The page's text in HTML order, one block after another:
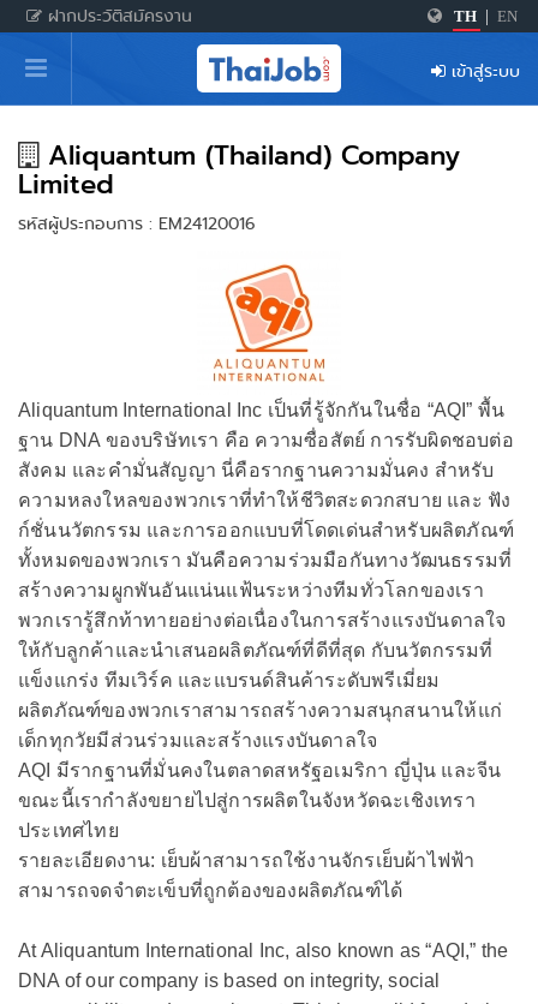
ฝากประวัติสมัครงาน TH EN
หน้าหลัก
ผู้สมัครงาน: เข้าสู่ระบบ
ฝากประวัติสมัครงาน
เกร็ดความรู้
สำหรับผู้ประกอบการ
เข้าสู่ระบบ
Aliquantum (Thailand) Company
Limited
รหัสผู้ประกอบการ : EM24120016
Aliquantum International Inc เป็นที่รู้จักกันในชื่อ “AQI” พื้น
ฐาน DNA ของบริษัทเรา คือ ความซื่อสัตย์ การรับผิดชอบต่อ
สังคม และคำมั่นสัญญา นี่คือรากฐานความมั่นคง สำหรับ
ความหลงใหลของพวกเราที่ทำให้ชีวิตสะดวกสบาย และ ฟัง
ก์ชั่นนวัตกรรม และการออกแบบที่โดดเด่นสำหรับผลิตภัณฑ์
ทั้งหมดของพวกเรา มันคือความร่วมมือกันทางวัฒนธรรมที่
สร้างความผูกพันอันแน่นแฟ้นระหว่างทีมทั่วโลกของเรา
พวกเรารู้สึกท้าทายอย่างต่อเนื่องในการสร้างแรงบันดาลใจ
ให้กับลูกค้าและนำเสนอผลิตภัณฑ์ที่ดีที่สุด กับนวัตกรรมที่
แข็งแกร่ง ทีมเวิร์ค และแบรนด์สินค้าระดับพรีเมี่ยม
ผลิตภัณฑ์ของพวกเราสามารถสร้างความสนุกสนานให้แก่
เด็กทุกวัยมีส่วนร่วมและสร้างแรงบันดาลใจ
AQI มีรากฐานที่มั่นคงในตลาดสหรัฐอเมริกา ญี่ปุ่น และจีน
ขณะนี้เรากำลังขยายไปสู่การผลิตในจังหวัดฉะเชิงเทรา
ประเทศไทย
รายละเอียดงาน: เย็บผ้าสามารถใช้งานจักรเย็บผ้าไฟฟ้า
สามารถจดจำตะเข็บที่ถูกต้องของผลิตภัณฑ์ได้
At Aliquantum International Inc, also known as “AQI,” the
DNA of our company is based on integrity, social